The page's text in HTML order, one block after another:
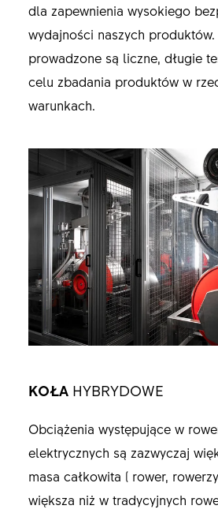
dla zapewnienia wysokiego
wydajności naszych
prowadzone są liczne, długie
celu zbadania produktów w
warunkach.
KOŁA HYBRYDOWE
Obciążenia występujące w
elektrycznych są zazwyczaj
masa całkowita ( rower,
większa niż w tradycyjnych